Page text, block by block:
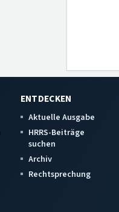
ENTDECKEN
Aktuelle Ausgabe
HRRS-Beiträge
suchen
Archiv
Rechtsprechung